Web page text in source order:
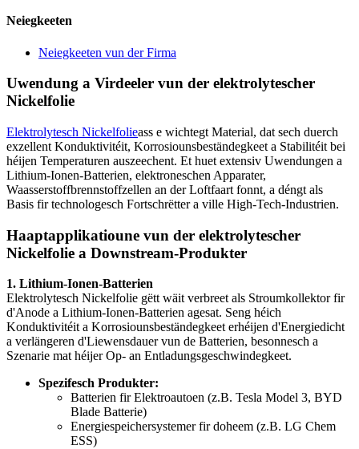
Neiegkeeten
Neiegkeeten vun der Firma
Uwendung a Virdeeler vun der elektrolytescher
Nickelfolie
Elektrolytesch Nickelfolieass e wichtegt Material, dat sech duerch
exzellent Konduktivitéit, Korrosiounsbeständegkeet a Stabilitéit bei
héijen Temperaturen auszeechent. Et huet extensiv Uwendungen a
Lithium-Ionen-Batterien, elektroneschen Apparater,
Waasserstoffbrennstoffzellen an der Loftfaart fonnt, a déngt als
Basis fir technologesch Fortschrëtter a ville High-Tech-Industrien.
Haaptapplikatioune vun der elektrolytescher
Nickelfolie a Downstream-Produkter
1. Lithium-Ionen-Batterien
Elektrolytesch Nickelfolie gëtt wäit verbreet als Stroumkollektor fir
d'Anode a Lithium-Ionen-Batterien agesat. Seng héich
Konduktivitéit a Korrosiounsbeständegkeet erhéijen d'Energiedicht
a verlängeren d'Liewensdauer vun de Batterien, besonnesch a
Szenarie mat héijer Op- an Entladungsgeschwindegkeet.
Spezifesch Produkter:
Batterien fir Elektroautoen (z.B. Tesla Model 3, BYD
Blade Batterie)
Energiespeichersystemer fir doheem (z.B. LG Chem
ESS)